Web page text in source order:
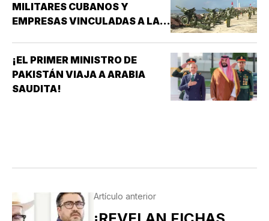
MILITARES CUBANOS Y
EMPRESAS VINCULADAS A LA
¡EL PRIMER MINISTRO DE
PAKISTÁN VIAJA A ARABIA
SAUDITA!
Artículo anterior